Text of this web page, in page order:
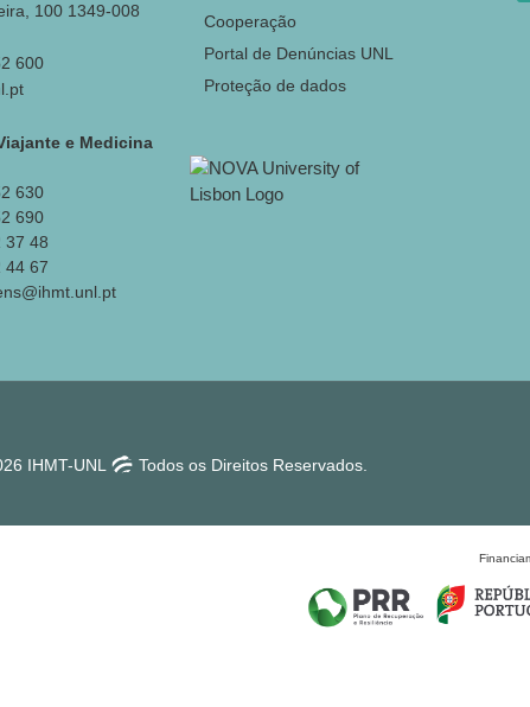
100 1349-008
600
e Medicina
630
690
37 48
44 67
Cooperação
Portal de Denúncias UNL
Proteção de dados
IHMT-UNL Todos os Direitos Reservados.